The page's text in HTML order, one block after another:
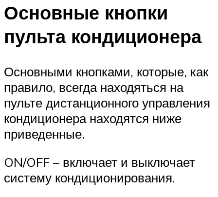
Основные кнопки
пульта кондиционера
Основными кнопками, которые, как
правило, всегда находяться на
пульте дистанционного управления
кондиционера находятся ниже
приведенные.
ON/OFF – включает и выключает
систему кондиционирования.